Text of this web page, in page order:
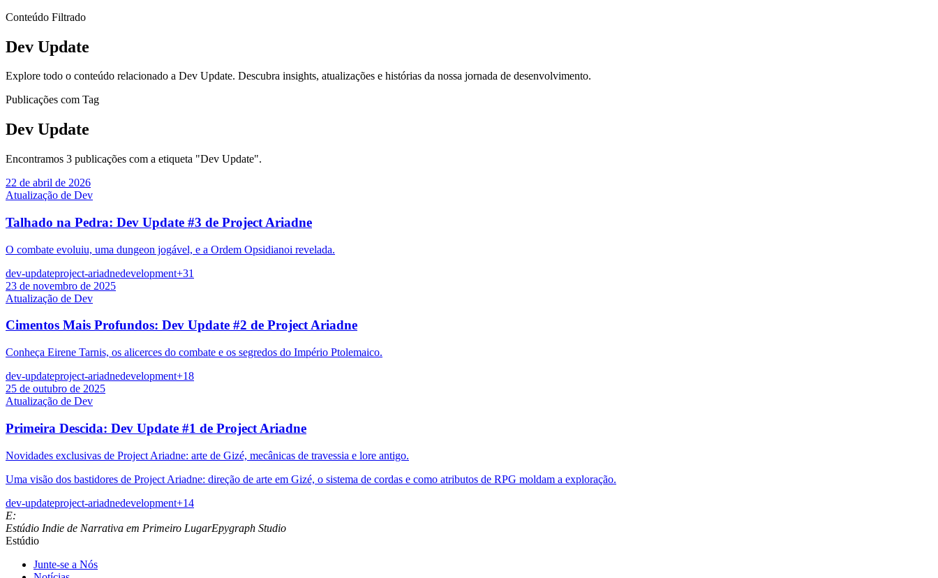
Conteúdo Filtrado
Dev Update
Explore todo o conteúdo relacionado a Dev Update. Descubra insights, atualizações e histórias da nossa jornada de desenvolvimento.
Publicações com Tag
Dev Update
Encontramos 3 publicações com a etiqueta "Dev Update".
22 de abril de 2026
Atualização de Dev
Talhado na Pedra: Dev Update #3 de Project Ariadne
O combate evoluiu, uma dungeon jogável, e a Ordem Opsidianoi revelada.
dev-updateproject-ariadnedevelopment+31
23 de novembro de 2025
Atualização de Dev
Cimentos Mais Profundos: Dev Update #2 de Project Ariadne
Conheça Eirene Tarnis, os alicerces do combate e os segredos do Império Ptolemaico.
dev-updateproject-ariadnedevelopment+18
25 de outubro de 2025
Atualização de Dev
Primeira Descida: Dev Update #1 de Project Ariadne
Novidades exclusivas de Project Ariadne: arte de Gizé, mecânicas de travessia e lore antigo.
Uma visão dos bastidores de Project Ariadne: direção de arte em Gizé, o sistema de cordas e como atributos de RPG moldam a exploração.
dev-updateproject-ariadnedevelopment+14
E:
Estúdio Indie de Narrativa em Primeiro LugarEpygraph Studio
Estúdio
Junte-se a Nós